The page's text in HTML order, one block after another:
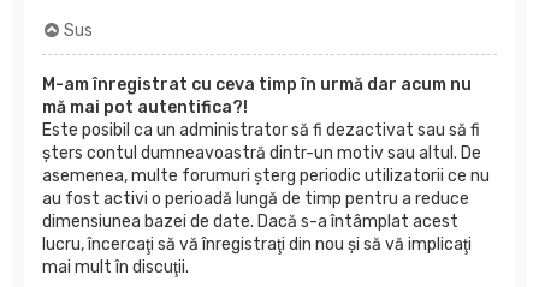
Sus
M-am înregistrat cu ceva timp în urmă dar acum nu
mă mai pot autentifica?!
Este posibil ca un administrator să fi dezactivat sau să fi
şters contul dumneavoastră dintr-un motiv sau altul. De
asemenea, multe forumuri şterg periodic utilizatorii ce nu
au fost activi o perioadă lungă de timp pentru a reduce
dimensiunea bazei de date. Dacă s-a întâmplat acest
lucru, încercaţi să vă înregistraţi din nou şi să vă implicaţi
mai mult în discuţii.